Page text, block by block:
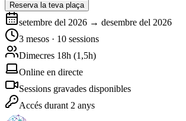
Reserva la teva plaça
setembre del 2026 → desembre del 2026
3 mesos · 10 sessions
Dimecres 18h (1,5h)
Online en directe
Sessions gravades disponibles
Accés durant 2 anys